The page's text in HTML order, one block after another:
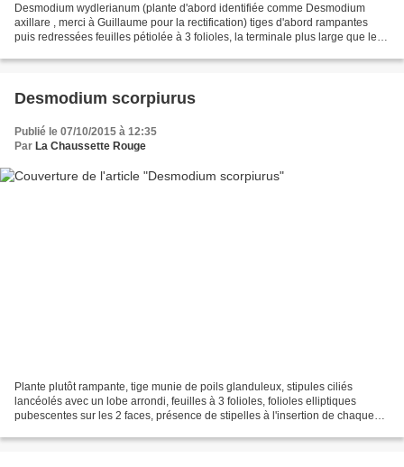
Desmodium wydlerianum (plante d'abord identifiée comme Desmodium
axillare , merci à Guillaume pour la rectification) tiges d'abord rampantes
puis redressées feuilles pétiolée à 3 folioles, la terminale plus large que les
Desmodium scorpiurus
Publié le 07/10/2015 à 12:35
Par La Chaussette Rouge
Plante plutôt rampante, tige munie de poils glanduleux, stipules ciliés
lancéolés avec un lobe arrondi, feuilles à 3 folioles, folioles elliptiques
pubescentes sur les 2 faces, présence de stipelles à l'insertion de chaque